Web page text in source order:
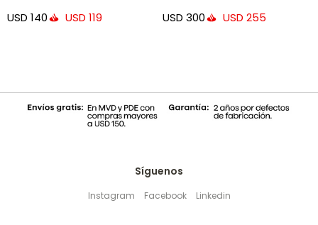
USD 140 USD 119 USD 300 USD 255
Síguenos
Instagram Facebook Linkedin